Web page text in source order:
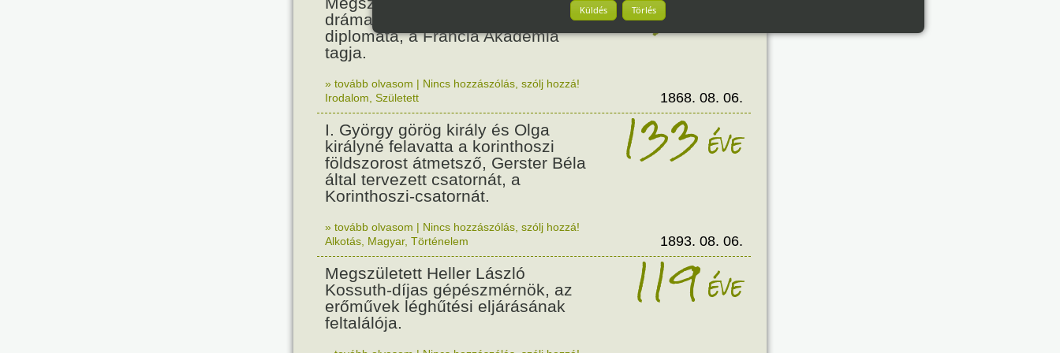
drámaíró, költő, esszéíró és
diplomata, a Francia Akadémia
tagja.
» tovább olvasom | Nincs hozzászólás, szólj hozzá!
Irodalom Született 1868. 08. 06.
I. György görög király és Olga
királyné felavatta a korinthoszi
földszorost átmetsző, Gerster Béla
által tervezett csatornát, a
Korinthoszi-csatornát.
133éve
» tovább olvasom | Nincs hozzászólás, szólj hozzá!
Alkotás Magyar, Történelem 1893. 08. 06.
Megszületett Heller László
Kossuth-díjas gépészmérnök, az
erőművek léghűtési eljárásának
feltalálója.
119éve
Küldés Törlés